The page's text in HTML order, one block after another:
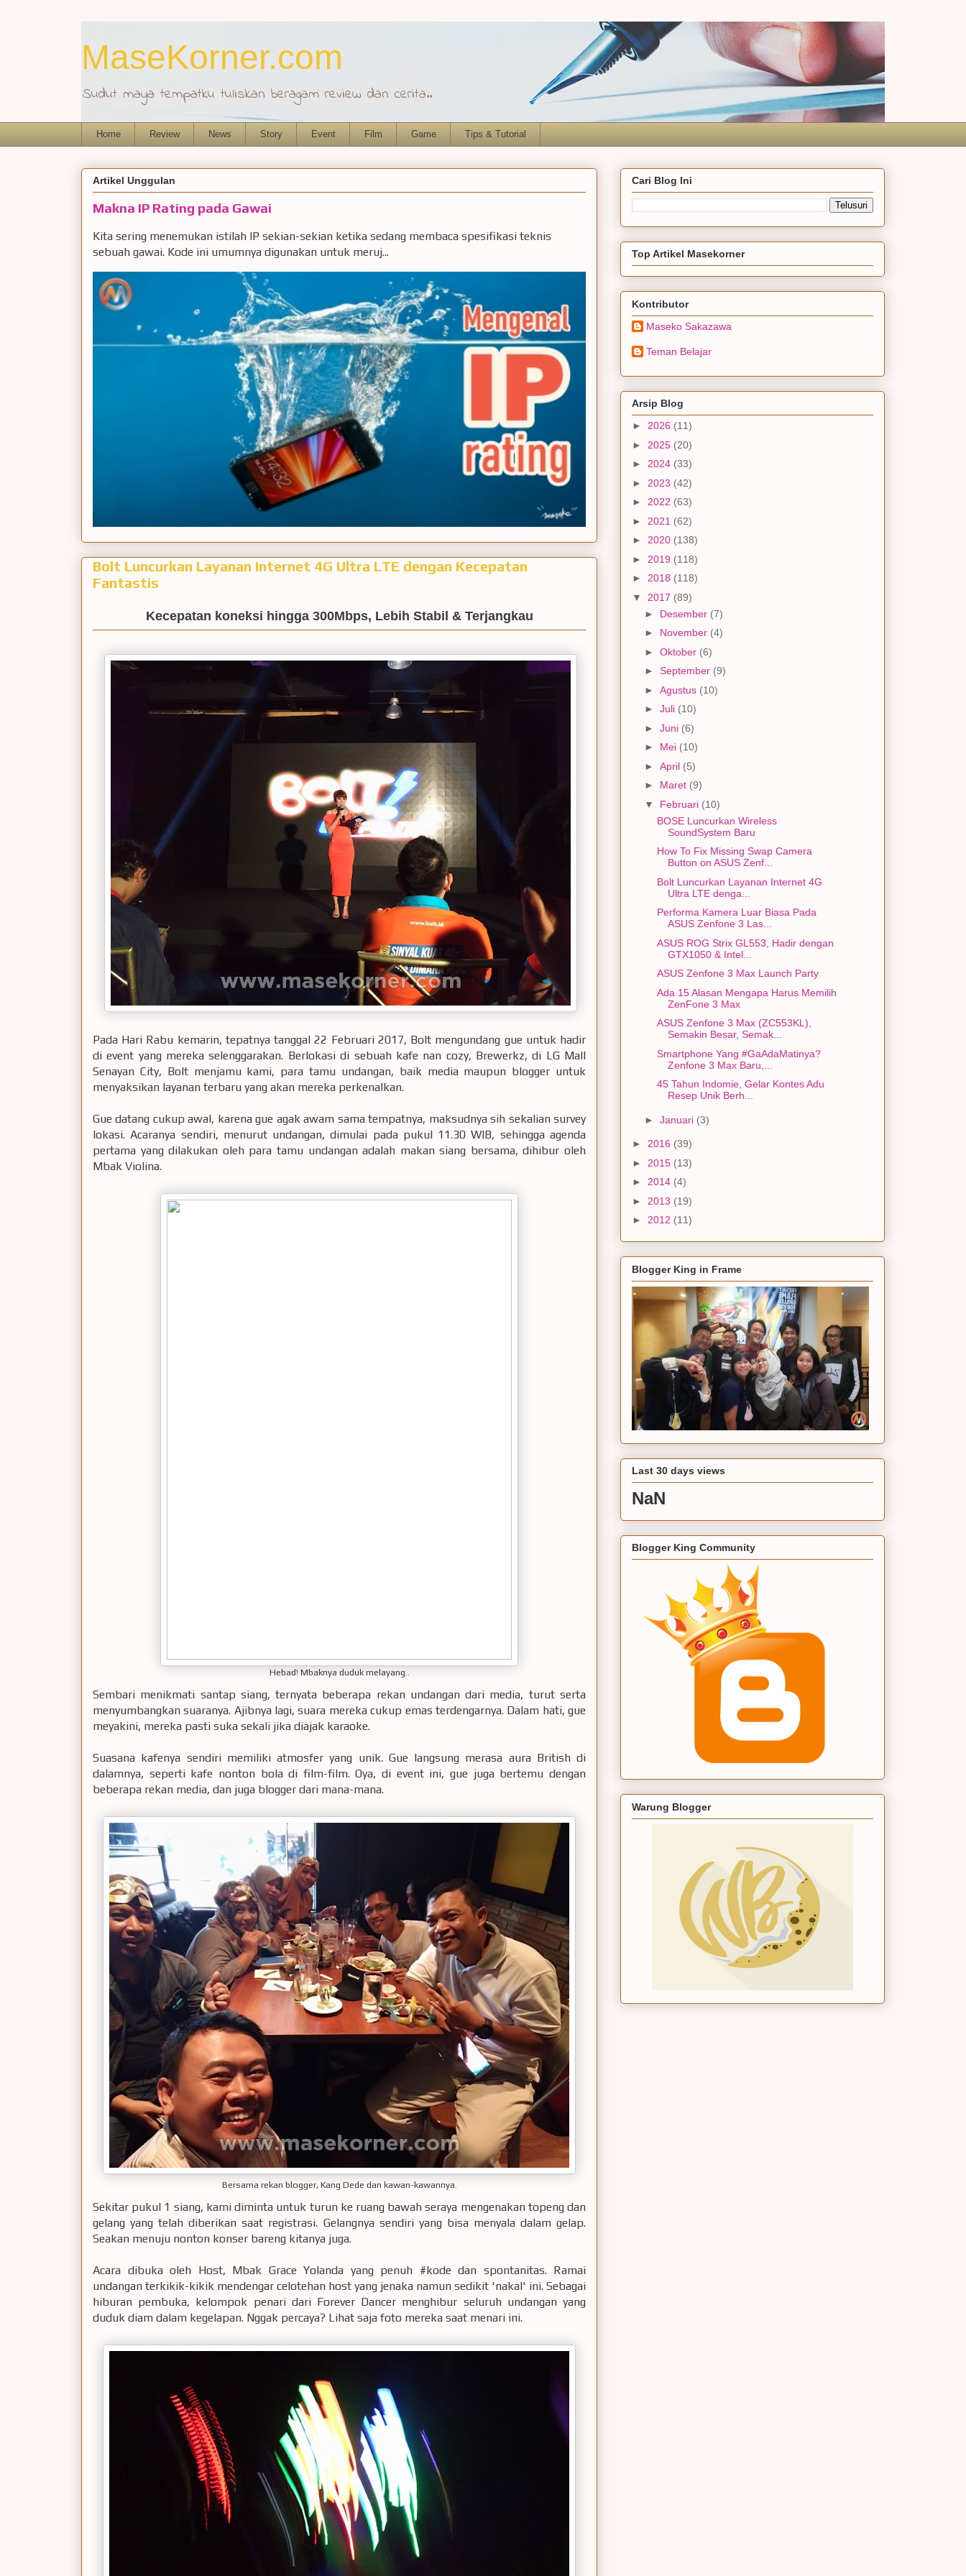
MaseKorner.com
Sudut maya tempatku tuliskan beragam review dan cerita..
Home Review News Story Event Film Game Tips & Tutorial
Artikel Unggulan
Makna IP Rating pada Gawai
Kita sering menemukan istilah IP sekian-sekian ketika sedang membaca spesifikasi teknis
sebuah gawai. Kode ini umumnya digunakan untuk meruj...
Bolt Luncurkan Layanan Internet 4G Ultra LTE dengan Kecepatan
Fantastis
Kecepatan koneksi hingga 300Mbps, Lebih Stabil & Terjangkau
Pada Hari Rabu kemarin, tepatnya tanggal 22 Februari 2017, Bolt mengundang gue untuk hadir
di event yang mereka selenggarakan. Berlokasi di sebuah kafe nan cozy, Brewerkz, di LG Mall
Senayan City, Bolt menjamu kami, para tamu undangan, baik media maupun blogger untuk
menyaksikan layanan terbaru yang akan mereka perkenalkan.
Gue datang cukup awal, karena gue agak awam sama tempatnya, maksudnya sih sekalian survey
lokasi. Acaranya sendiri, menurut undangan, dimulai pada pukul 11.30 WIB, sehingga agenda
pertama yang dilakukan oleh para tamu undangan adalah makan siang bersama, dihibur oleh
Mbak Violina.
Hebad! Mbaknya duduk melayang..
Sembari menikmati santap siang, ternyata beberapa rekan undangan dari media, turut serta
menyumbangkan suaranya. Ajibnya lagi, suara mereka cukup emas terdengarnya. Dalam hati, gue
meyakini, mereka pasti suka sekali jika diajak karaoke.
Suasana kafenya sendiri memiliki atmosfer yang unik. Gue langsung merasa aura British di
dalamnya, seperti kafe nonton bola di film-film. Oya, di event ini, gue juga bertemu dengan
beberapa rekan media, dan juga blogger dari mana-mana.
Bersama rekan blogger, Kang Dede dan kawan-kawannya.
Sekitar pukul 1 siang, kami diminta untuk turun ke ruang bawah seraya mengenakan topeng dan
gelang yang telah diberikan saat registrasi. Gelangnya sendiri yang bisa menyala dalam gelap.
Seakan menuju nonton konser bareng kitanya juga.
Acara dibuka oleh Host, Mbak Grace Yolanda yang penuh #kode dan spontanitas. Ramai
undangan terkikik-kikik mendengar celotehan host yang jenaka namun sedikit 'nakal' ini. Sebagai
hiburan pembuka, kelompok penari dari Forever Dancer menghibur seluruh undangan yang
duduk diam dalam kegelapan. Nggak percaya? Lihat saja foto mereka saat menari ini.
Cari Blog Ini
Top Artikel Masekorner
Kontributor
Maseko Sakazawa
Teman Belajar
Arsip Blog
► 2026 (11)
► 2025 (20)
► 2024 (33)
► 2023 (42)
► 2022 (63)
► 2021 (62)
► 2020 (138)
► 2019 (118)
► 2018 (118)
▼ 2017 (89)
► Desember (7)
► November (4)
► Oktober (6)
► September (9)
► Agustus (10)
► Juli (10)
► Juni (6)
► Mei (10)
► April (5)
► Maret (9)
▼ Februari (10)
BOSE Luncurkan Wireless
SoundSystem Baru
How To Fix Missing Swap Camera
Button on ASUS Zenf...
Bolt Luncurkan Layanan Internet 4G
Ultra LTE denga...
Performa Kamera Luar Biasa Pada
ASUS Zenfone 3 Las...
ASUS ROG Strix GL553, Hadir dengan
GTX1050 & Intel...
ASUS Zenfone 3 Max Launch Party
Ada 15 Alasan Mengapa Harus Memilih
ZenFone 3 Max
ASUS Zenfone 3 Max (ZC553KL),
Semakin Besar, Semak...
Smartphone Yang #GaAdaMatinya?
Zenfone 3 Max Baru,...
45 Tahun Indomie, Gelar Kontes Adu
Resep Unik Berh...
► Januari (3)
► 2016 (39)
► 2015 (13)
► 2014 (4)
► 2013 (19)
► 2012 (11)
Blogger King in Frame
Last 30 days views
NaN
Blogger King Community
Warung Blogger